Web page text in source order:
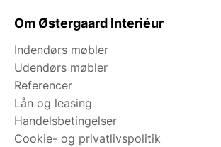
Om Østergaard Interiéur
Indendørs møbler
Udendørs møbler
Referencer
Lån og leasing
Handelsbetingelser
Cookie- og privatlivspolitik